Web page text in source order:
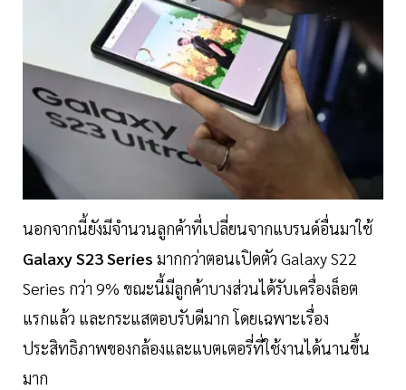
นอกจากนี้ยังมีจำนวนลูกค้าที่เปลี่ยนจากแบรนด์อื่นมาใช้
Galaxy S23 Series มากกว่าตอนเปิดตัว Galaxy S22
Series กว่า 9% ขณะนี้มีลูกค้าบางส่วนได้รับเครื่องล็อต
แรกแล้ว และกระแสตอบรับดีมาก โดยเฉพาะเรื่อง
ประสิทธิภาพของกล้องและแบตเตอรี่ที่ใช้งานได้นานขึ้น
มาก